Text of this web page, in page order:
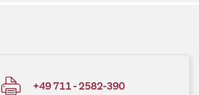
+49 711 - 2582-390